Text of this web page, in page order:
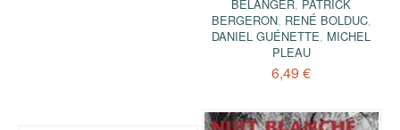
BÉLANGER, PATRICK
BERGERON, RENÉ BOLDUC,
DANIEL GUÉNETTE, MICHEL
PLEAU
6,49 €